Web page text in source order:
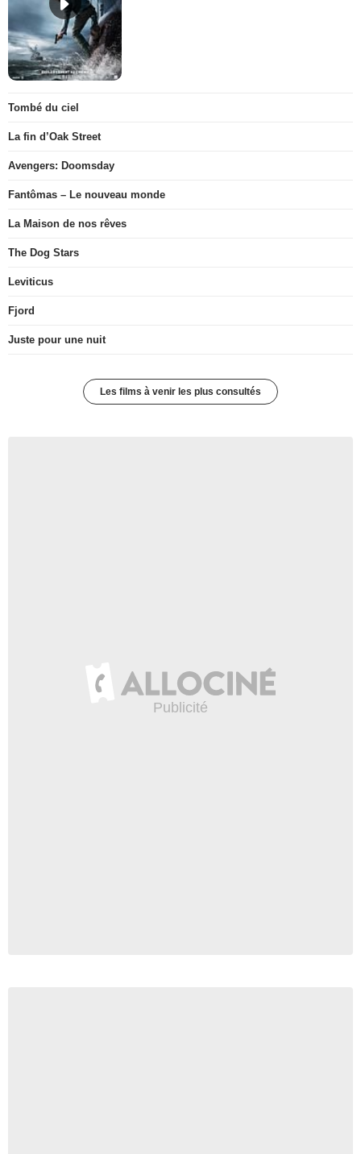
Tombé du ciel
La fin d’Oak Street
Avengers: Doomsday
Fantômas – Le nouveau monde
La Maison de nos rêves
The Dog Stars
Leviticus
Fjord
Juste pour une nuit
Les films à venir les plus consultés